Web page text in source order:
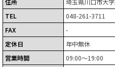
住所
埼玉県川口市大
TEL
048-261-3711
FAX
-
定休日
年中無休
営業時間
09:00～19:00